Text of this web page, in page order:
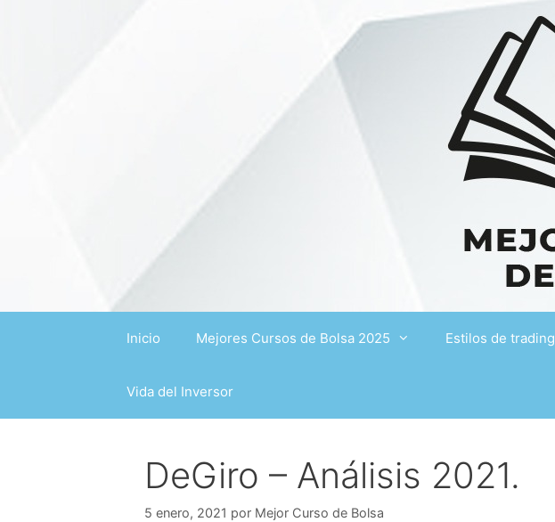
Inicio Mejores Cursos de Bolsa 2025 Estilos de trading
Vida del Inversor
DeGiro – Análisis 2021.
5 enero, 2021 por Mejor Curso de Bolsa